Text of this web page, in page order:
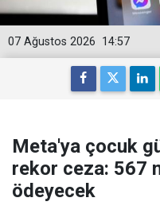
14:57
07 Ağustos 2026
Meta'ya çocuk
rekor ceza: 567
ödeyecek